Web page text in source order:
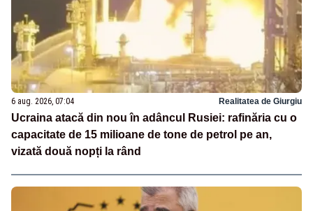
6 aug. 2026, 07:04 Realitatea de Giurgiu
Ucraina atacă din nou în adâncul Rusiei: rafinăria cu o
capacitate de 15 milioane de tone de petrol pe an,
vizată două nopți la rând